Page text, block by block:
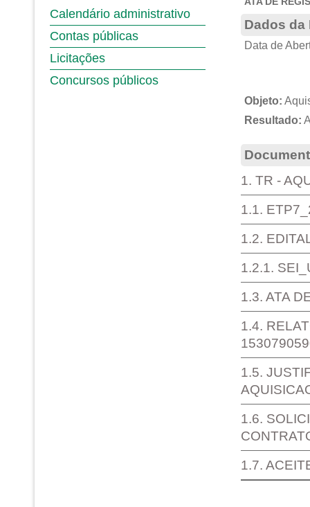
Calendário administrativo
Contas públicas
Licitações
Concursos públicos
Dados da
Data de
Objeto:
Resultado:
1. TR -
1.1.
1.2.
1.2.1.
1.3. ATA
1.4.
1.5.
1.6.
1.7.